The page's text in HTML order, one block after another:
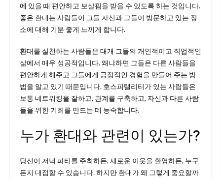
에 있을 때 편안하고 보살핌을 받을 수 있도록 하는 것입니다.
좋은 환대는 사람들이 그들 자신과 그들이 방문하고 있는 장
소에 대해 기분 좋게 느끼게 합니다.
환대를 실천하는 사람들은 대개 그들의 개인적이고 직업적인
삶에서 매우 성공적입니다. 왜냐하면 그들은 다른 사람들을
편안하게 해주고 그들에게 긍정적인 경험을 만들어 주는 방
법을 알고 있기 때문입니다. 호스피탤리티가 있는 사람들은
보통 네트워킹을 잘하고, 관계를 구축하고, 자신과 다른 사람
들을 위한 기회를 만드는 데 능숙합니다.
누가 환대와 관련이 있는가?
당신이 저녁 파티를 주최하든, 새로운 이웃을 환영하든, 누구
든지 대접할 수 있습니다. 하지만 환대가 왜 그렇게 중요할까